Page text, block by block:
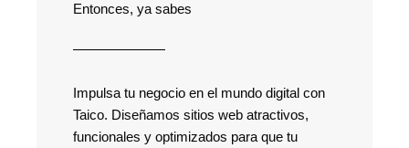
Entonces, ya sabes
Impulsa tu negocio en el mundo digital con
Taico. Diseñamos sitios web atractivos,
funcionales y optimizados para que tu